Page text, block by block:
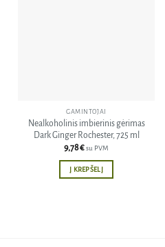
GAMINTOJAI
Nealkoholinis imbierinis gėrimas
Dark Ginger Rochester, 725 ml
9,78€su PVM
Į KREPŠELĮ